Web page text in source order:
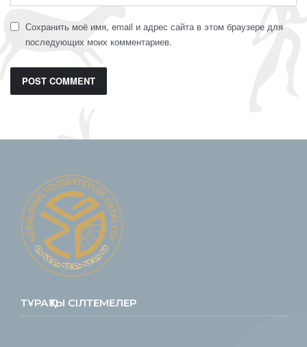
Сохранить моё имя, email и адрес сайта в этом браузере для
последующих моих комментариев.
ТҰРАҚТЫ СІЛТЕМЕЛЕР